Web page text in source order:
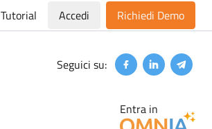
Tutorial Accedi Richiedi Demo
Seguici su: FacebookLinkedin
Entra in